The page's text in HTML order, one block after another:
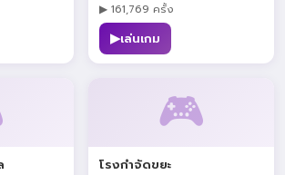
▶ 161,769 ครั้ง
▶เล่นเกม
🎮
โรงกำจัดขยะ